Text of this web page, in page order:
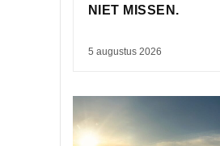
NIET MISSEN.
5 augustus 2026